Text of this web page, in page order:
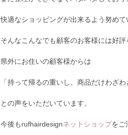
快適なショッピングが出来るよう努めて
そんなこんなでも顧客のお客様には好評
県外にお住いの顧客様からは
「持って帰るの重いし、商品だけわざ
との声をいただいています。
今後もrufhairdesignネットショップをご